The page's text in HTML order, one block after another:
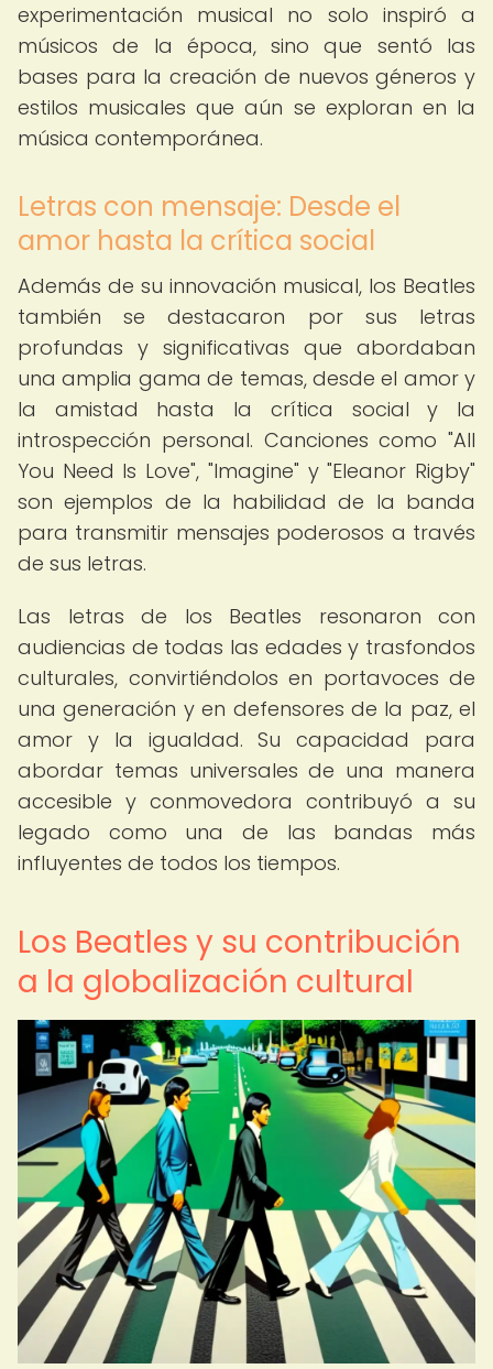
experimentación musical no solo inspiró a
músicos de la época, sino que sentó las
bases para la creación de nuevos géneros y
estilos musicales que aún se exploran en la
música contemporánea.
Letras con mensaje: Desde el
amor hasta la crítica social
Además de su innovación musical, los Beatles
también se destacaron por sus letras
profundas y significativas que abordaban
una amplia gama de temas, desde el amor y
la amistad hasta la crítica social y la
introspección personal. Canciones como "All
You Need Is Love", "Imagine" y "Eleanor Rigby"
son ejemplos de la habilidad de la banda
para transmitir mensajes poderosos a través
de sus letras.
Las letras de los Beatles resonaron con
audiencias de todas las edades y trasfondos
culturales, convirtiéndolos en portavoces de
una generación y en defensores de la paz, el
amor y la igualdad. Su capacidad para
abordar temas universales de una manera
accesible y conmovedora contribuyó a su
legado como una de las bandas más
influyentes de todos los tiempos.
Los Beatles y su contribución
a la globalización cultural